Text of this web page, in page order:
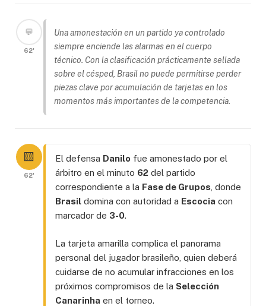
💬
62'
Una amonestación en un partido ya controlado
siempre enciende las alarmas en el cuerpo
técnico. Con la clasificación prácticamente sellada
sobre el césped, Brasil no puede permitirse perder
piezas clave por acumulación de tarjetas en los
momentos más importantes de la competencia.
🟨
62'
El defensa Danilo fue amonestado por el
árbitro en el minuto 62 del partido
correspondiente a la Fase de Grupos , donde
Brasil domina con autoridad a Escocia con
marcador de 3-0.
La tarjeta amarilla complica el panorama
personal del jugador brasileño, quien deberá
cuidarse de no acumular infracciones en los
próximos compromisos de la Selección
Canarinha en el torneo.